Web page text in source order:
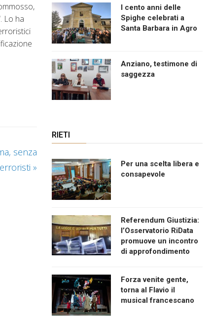
Lo ha
senza
»
I cento anni delle
Spighe celebrati a
Santa Barbara in Agro
Anziano, testimone di
saggezza
RIETI
Per una scelta libera e
consapevole
Referendum Giustizia:
l’Osservatorio RiData
promuove un incontro
di approfondimento
Forza venite gente,
torna al Flavio il
musical francescano